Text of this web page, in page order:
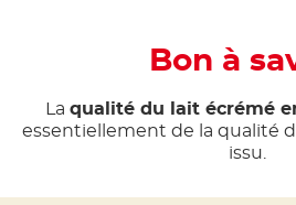
Bon à
La qualité du lait écrémé
essentiellement de la qualité
issu.